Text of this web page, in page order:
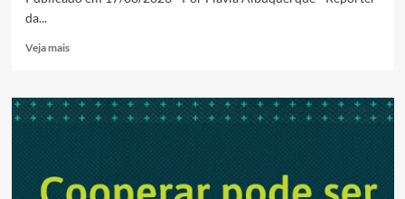
da...
Veja maisRead
Wassef
diz
com